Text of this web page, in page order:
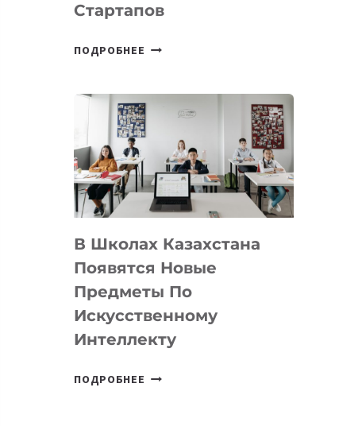
Стартапов
ПОДРОБНЕЕ ОТКРЫТ
DEAL
VELOCITY
MOST
—
МЕЖДУНАРОДНУЮ
ДЛЯ
ТЕХНОЛОГИЧЕСКИХ
СТАРТАПОВ
В Школах Казахстана
Появятся Новые
Предметы По
Искусственному
Интеллекту
ПОДРОБНЕЕ